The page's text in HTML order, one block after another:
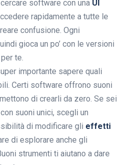
software con una UI
rapidamente a tutte le
confusione. Ogni
gioca un po’ con le versioni
te.
importante sapere quali
Certi software offrono suoni
di crearli da zero. Se sei
suoni unici, scegli un
di modificare gli effetti
di esplorare anche gli
strumenti ti aiutano a dare